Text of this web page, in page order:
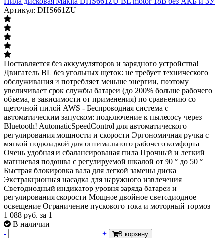
Артикул: DHS661ZU
Поставляется без аккумуляторов и зарядного устройства!
Двигатель BL без угольных щеток: не требует технического
обслуживания и потребляет меньше энергии, поэтому
увеличивает срок службы батареи (до 200% больше рабочего
объема, в зависимости от применения) по сравнению со
щеточной пилой AWS - Беспроводная система с
автоматическим запуском: подключение к пылесосу через
Bluetooth! AutomaticSpeedControl для автоматического
регулирования мощности и скорости Эргономичная ручка с
мягкой подкладкой для оптимального рабочего комфорта
Очень удобная и сбалансированая пила Прочный и легкий
магниевая подошва с регулируемой шкалой от 90 ° до 50 °
Быстрая блокировка вала для легкой замены диска
Экстракционная насадка для наружного извлечения
Светодиодный индикатор уровня заряда батареи и
регулирования скорости Мощное двойное светодиодное
освещение Ограничение пускового тока и моторный тормоз
1 088 руб. за 1
В наличии
-
+ В корзину